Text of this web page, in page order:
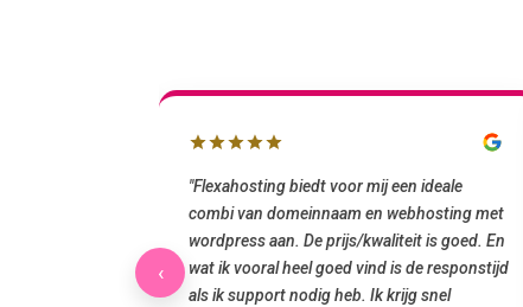
"Flexahosting biedt voor mij een ideale
combi van domeinnaam en webhosting met
wordpress aan. De prijs/kwaliteit is goed. En
wat ik vooral heel goed vind is de responstijd
als ik support nodig heb. Ik krijg snel
‹